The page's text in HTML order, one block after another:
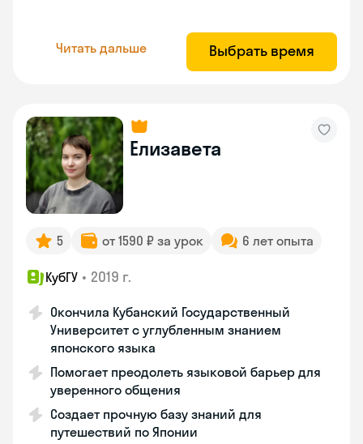
Читать дальше Выбрать время
Елизавета
5 от 1590 ₽ за урок 6 лет опыта
КубГУ • 2019 г.
Окончила Кубанский Государственный
Университет с углубленным знанием
японского языка
Помогает преодолеть языковой барьер для
уверенного общения
Создает прочную базу знаний для
путешествий по Японии